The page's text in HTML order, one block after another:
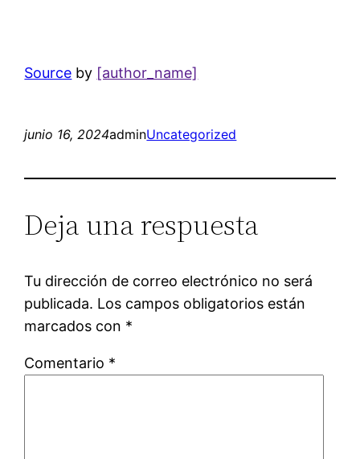
Source by [author_name]
junio 16, 2024adminUncategorized
Deja una respuesta
Tu dirección de correo electrónico no será
publicada. Los campos obligatorios están
marcados con *
Comentario *